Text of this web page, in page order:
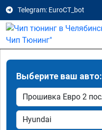
Telegram: EuroCT_bot
Выберите ваш авто: